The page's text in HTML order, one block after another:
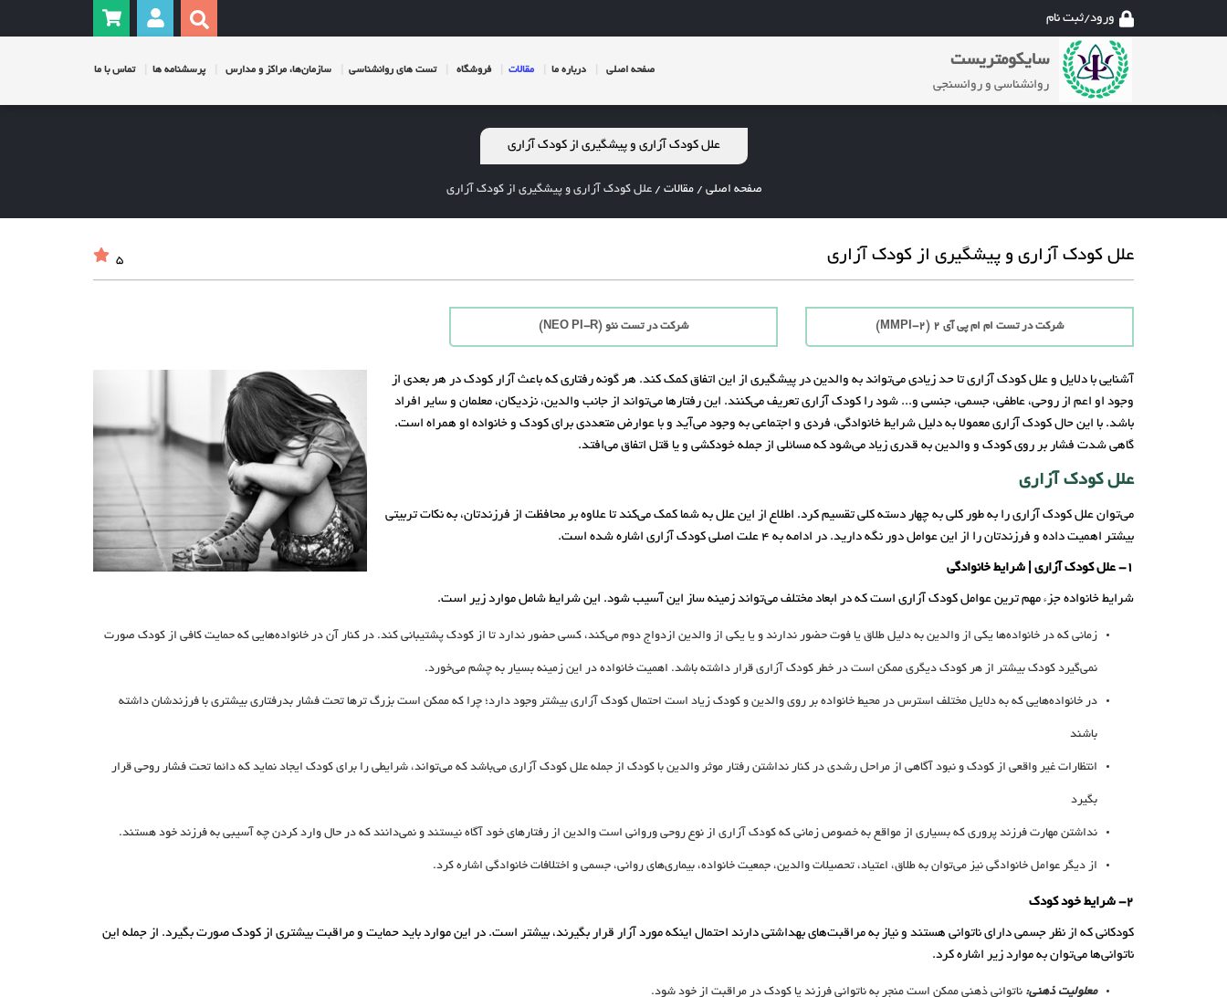
ورود/ثبت نام
سایکومتریست
روانشناسی و روانسنجی
صفحه اصلی درباره ما مقالات فروشگاه تست های روانشناسی سازمان‌ها، مراکز و مدارس پرسشنامه ها تماس با ما
علل کودک آزاری و پیشگیری از کودک آزاری
صفحه اصلی / مقالات / علل کودک آزاری و پیشگیری از کودک آزاری
علل کودک آزاری و پیشگیری از کودک آزاری 5
شرکت در تست ام ام پی آی 2 (MMPI-2) شرکت در تست نئو (NEO PI-R)
آشنایی با دلایل و علل کودک آزاری تا حد زیادی می‌تواند به والدین در پیشگیری از این اتفاق کمک کند. هر گونه رفتاری که باعث آزار کودک در هر بعدی از
وجود او اعم از روحی، عاطفی، جسمی، جنسی و... شود را کودک آزاری تعریف می‌کنند. این رفتارها می‌تواند از جانب والدین، نزدیکان، معلمان و سایر افراد
باشد. با این حال کودک آزاری معمولا به دلیل شرایط خانوادگی، فردی و اجتماعی به وجود می‌آید و با عوارض متعددی برای کودک و خانواده او همراه است.
گاهی شدت فشار بر روی کودک و والدین به قدری زیاد می‌شود که مسائلی از جمله خودکشی و یا قتل اتفاق می‌افتد.
علل کودک آزاری
می‌توان علل کودک آزاری را به طور کلی به چهار دسته کلی تقسیم کرد. اطلاع از این علل به شما کمک می‌کند تا علاوه بر محافظت از فرزندتان، به نکات تربیتی
بیشتر اهمیت داده و فرزندتان را از این عوامل دور نگه دارید. در ادامه به 4 علت اصلی کودک آزاری اشاره شده است.
1- علل کودک آزاری | شرایط خانوادگی
شرایط خانواده جزء مهم ترین عوامل کودک آزاری است که در ابعاد مختلف می‌تواند زمینه ساز این آسیب شود. این شرایط شامل موارد زیر است.
زمانی که در خانواده‌ها یکی از والدین به دلیل طلاق یا فوت حضور ندارند و یا یکی از والدین ازدواج دوم می‌کند، کسی حضور ندارد تا از کودک پشتیبانی کند. در کنار آن در خانواده‌هایی که حمایت کافی از کودک صورت
نمی‌گیرد کودک بیشتر از هر کودک دیگری ممکن است در خطر کودک آزاری قرار داشته باشد. اهمیت خانواده در این زمینه بسیار به چشم می‌خورد.
در خانواده‌هایی که به دلایل مختلف استرس در محیط خانواده بر روی والدین و کودک زیاد است احتمال کودک آزاری بیشتر وجود دارد؛ چرا که ممکن است بزرگ ترها تحت فشار بدرفتاری بیشتری با فرزندشان داشته
باشند
انتظارات غیر واقعی از کودک و نبود آگاهی از مراحل رشدی در کنار نداشتن رفتار موثر والدین با کودک از جمله علل کودک آزاری می‌باشد که می‌تواند، شرایطی را برای کودک ایجاد نماید که دائما تحت فشار روحی قرار
بگیرد
نداشتن مهارت فرزند پروری که بسیاری از مواقع به خصوص زمانی که کودک آزاری از نوع روحی وروانی است والدین از رفتارهای خود آگاه نیستند و نمی‌دانند که در حال وارد کردن چه آسیبی به فرزند خود هستند.
از دیگر عوامل خانوادگی نیز می‌توان به طلاق، اعتیاد، تحصیلات والدین، جمعیت خانواده، بیماری‌های روانی، جسمی و اختلافات خانوادگی اشاره کرد.
2- شرایط خود کودک
کودکانی که از نظر جسمی دارای ناتوانی هستند و نیاز به مراقبت‌های بهداشتی دارند احتمال اینکه مورد آزار قرار بگیرند، بیشتر است. در این موارد باید حمایت و مراقبت بیشتری از کودک صورت بگیرد. از جمله این
ناتوانی‌ها می‌توان به موارد زیر اشاره کرد.
معلولیت ذهنی: ناتوانی ذهنی ممکن است منجر به ناتوانی فرزند یا کودک در مراقبت از خود شود.